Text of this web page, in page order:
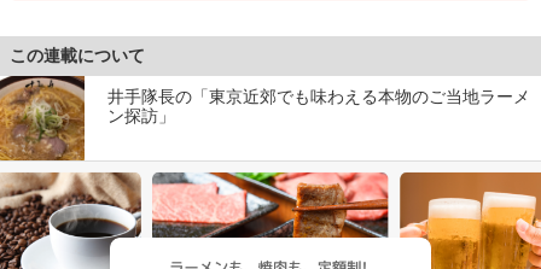
この連載について
井手隊長の「東京近郊でも味わえる本物のご当地ラーメ
ン探訪」